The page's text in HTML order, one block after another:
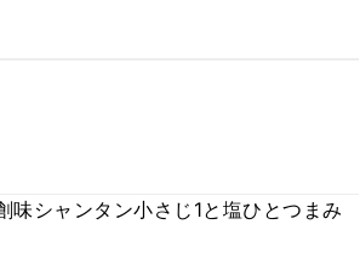
味シャンタン小さじ1と塩ひとつまみ